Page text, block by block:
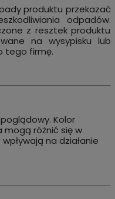
produktu przekazać
odpadów.
z resztek produktu
na wysypisku lub
tego firmę.
Kolor
różnić się w
na działanie